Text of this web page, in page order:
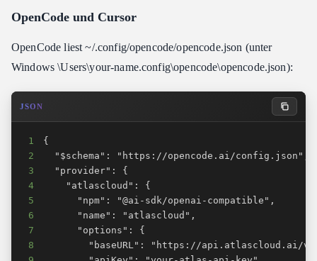
OpenCode und Cursor
OpenCode liest ~/.config/opencode/opencode.json (unter
Windows \Users\your-name.config\opencode\opencode.json):
JSON
1
2
3
4
5
6
7
8